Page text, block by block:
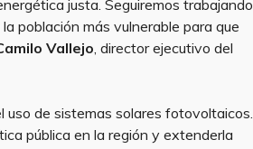
justa. Seguiremos trabajando
población más vulnerable para que
Vallejo , director ejecutivo del
de sistemas solares fotovoltaicos.
pública en la región y extenderla